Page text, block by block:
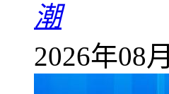
潮
2026年08